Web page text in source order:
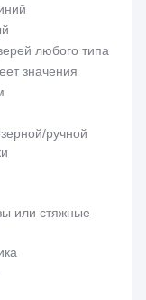
любого типа
значения
ручной
или стяжные